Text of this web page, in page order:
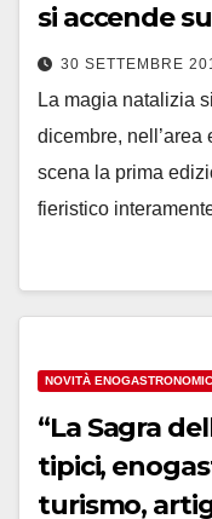
si accende
30 SETTEMBRE
La magia natalizia
dicembre,
scena la prima
fieristico
NOVITÀ
“La Sagra
tipici,
turismo,